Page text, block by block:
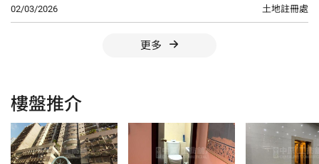
02/03/2026 土地註冊處
更多
樓盤推介